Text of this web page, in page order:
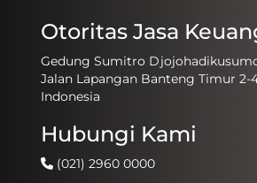
Otoritas Jasa
Gedung Sumitro
Jalan Lapangan Banteng Timur 2-
Indonesia
Hubungi Kami
(021) 2960 0000